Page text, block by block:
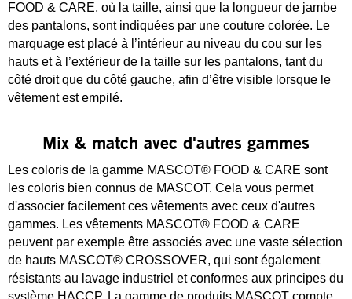
FOOD & CARE, où la taille, ainsi que la longueur de jambe
des pantalons, sont indiquées par une couture colorée. Le
marquage est placé à l’intérieur au niveau du cou sur les
hauts et à l’extérieur de la taille sur les pantalons, tant du
côté droit que du côté gauche, afin d’être visible lorsque le
vêtement est empilé.
Mix & match avec d'autres gammes
Les coloris de la gamme MASCOT® FOOD & CARE sont
les coloris bien connus de MASCOT. Cela vous permet
d'associer facilement ces vêtements avec ceux d'autres
gammes. Les vêtements MASCOT® FOOD & CARE
peuvent par exemple être associés avec une vaste sélection
de hauts MASCOT® CROSSOVER, qui sont également
résistants au lavage industriel et conformes aux principes du